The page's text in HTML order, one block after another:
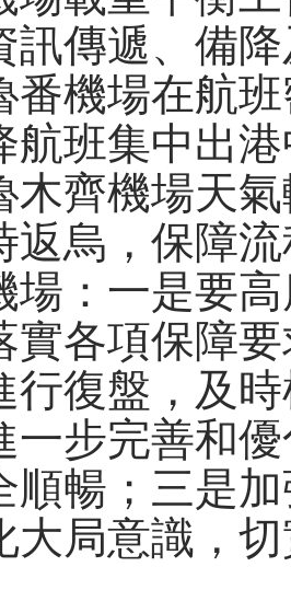
訊傳遞、備
番機場在航
航班集中出
木齊機場天
返烏，保障
場：一是要
實各項保障
行復盤，及
一步完善和
順暢；三是
大局意識，